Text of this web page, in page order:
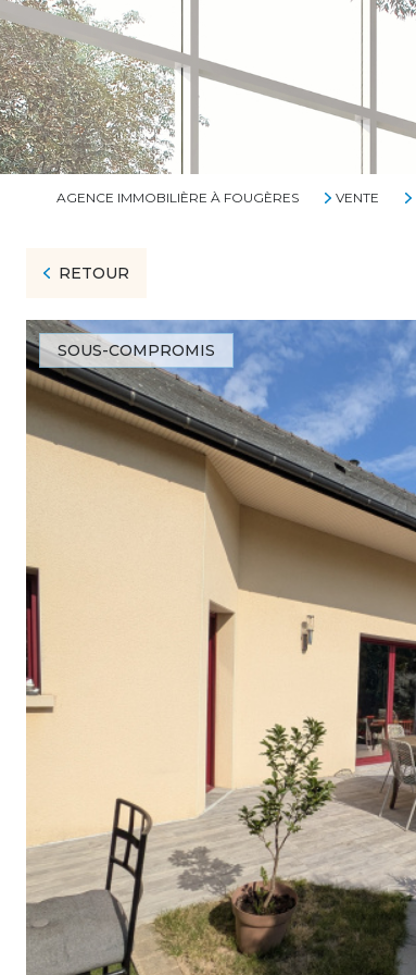
AGENCE IMMOBILIÈRE À FOUGÈRES VENTE
RETOUR
SOUS-COMPROMIS